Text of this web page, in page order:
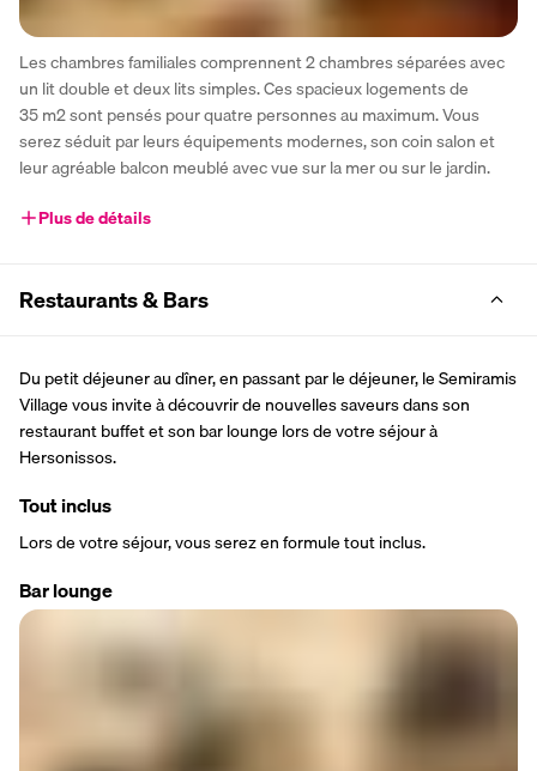
Les chambres familiales comprennent 2 chambres séparées avec
un lit double et deux lits simples. Ces spacieux logements de
35 m2 sont pensés pour quatre personnes au maximum. Vous
serez séduit par leurs équipements modernes, son coin salon et
leur agréable balcon meublé avec vue sur la mer ou sur le jardin.
Plus de détails
Restaurants & Bars
Du petit déjeuner au dîner, en passant par le déjeuner, le Semiramis
Village vous invite à découvrir de nouvelles saveurs dans son
restaurant buffet et son bar lounge lors de votre séjour à
Hersonissos.
Tout inclus
Lors de votre séjour, vous serez en formule tout inclus.
Bar lounge